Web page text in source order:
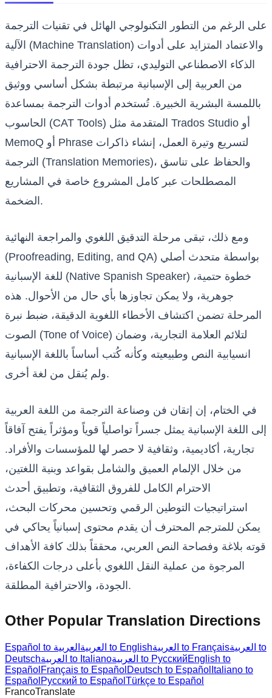
على الرغم من التطور التكنولوجي الهائل في تقنيات الترجمة
الآلية (Machine Translation) والاعتماد المتزايد على أدوات
الذكاء الاصطناعي التوليدي، تظل جودة الترجمة الاحترافية
من العربية إلى الإسبانية مرتبطة بشكل أساسي ووثيق
باللمسة البشرية الخبيرة. تُستخدم أدوات الترجمة بمساعدة
الحاسوب (CAT Tools) المتقدمة مثل Trados Studio أو
MemoQ أو Phrase لتسريع وتيرة العمل، إنشاء ذاكرات
الترجمة (Translation Memories)، والحفاظ على تناسق
المصطلحات عبر كامل المشروع خاصة في المشاريع
الضخمة.
ومع ذلك، تبقى مرحلة التدقيق اللغوي والمراجعة النهائية
(Proofreading, Editing, and QA) بواسطة متحدث أصلي
للغة الإسبانية (Native Spanish Speaker) خطوة حتمية،
جوهرية، ولا يمكن تجاوزها بأي حال من الأحوال. هذه
المرحلة تضمن اكتشاف الأخطاء اللغوية الدقيقة، ضبط نبرة
الصوت (Tone of Voice) لتلائم العلامة التجارية، وضمان
انسيابية النص وطبيعيته وكأنه كُتب أساساً باللغة الإسبانية
ولم يُنقل من لغة أخرى.
في الختام، إن إتقان فن وصناعة الترجمة من اللغة العربية
إلى اللغة الإسبانية يمثل جسراً تواصلياً قوياً ومؤثراً يفتح آفاقاً
تجارية، أكاديمية، وثقافية لا حصر لها للمؤسسات والأفراد.
من خلال الإلمام العميق والشامل بقواعد وبنية اللغتين،
الاحترام الكامل للفروق الثقافية، وتطبيق أحدث
استراتيجيات التوطين الرقمي وتحسين محركات البحث،
يمكن للمترجم المحترف أن يقدم محتوى إسبانياً يحاكي في
قوته بلاغة وفصاحة النص العربي، محققاً بذلك كافة الأهداف
المرجوة من عملية النقل اللغوي بأعلى درجات الكفاءة،
الجودة، والاحترافية المطلقة.
Other Popular Translation Directions
Español to العربية العربية to English العربية to Françaisالعربية to
Deutsch
العربية to Italiano العربية to РусскийEnglish to
Español Français to Español Deutsch to Español Italiano to
Español Русский to Español Türkçe to Español
FrancoTranslate